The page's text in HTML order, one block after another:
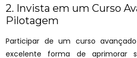
2. Invista em um Curso
Pilotagem
Participar de um curso
excelente forma de aprimorar